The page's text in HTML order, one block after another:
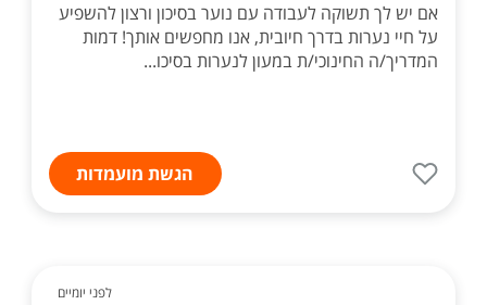
אם יש לך תשוקה לעבודה עם נוער בסיכון ורצון להשפיע
על חיי נערות בדרך חיובית, אנו מחפשים אותך! דמות
המדריך/ה החינוכי/ת במעון לנערות בסיכו...
הגשת מועמדות
לפני יומיים